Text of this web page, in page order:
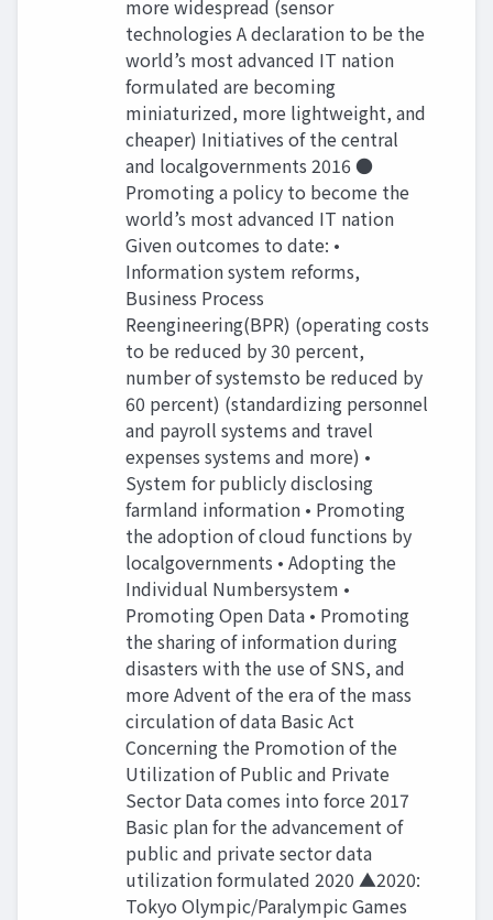
more widespread (sensor
technologies A declaration to be the
world’s most advanced IT nation
formulated are becoming
miniaturized, more lightweight, and
cheaper) Initiatives of the central
and localgovernments 2016 ●
Promoting a policy to become the
world’s most advanced IT nation
Given outcomes to date: •
Information system reforms,
Business Process
Reengineering(BPR) (operating costs
to be reduced by 30 percent,
number of systemsto be reduced by
60 percent) (standardizing personnel
and payroll systems and travel
expenses systems and more) •
System for publicly disclosing
farmland information • Promoting
the adoption of cloud functions by
localgovernments • Adopting the
Individual Numbersystem •
Promoting Open Data • Promoting
the sharing of information during
disasters with the use of SNS, and
more Advent of the era of the mass
circulation of data Basic Act
Concerning the Promotion of the
Utilization of Public and Private
Sector Data comes into force 2017
Basic plan for the advancement of
public and private sector data
utilization formulated 2020 ▲2020:
Tokyo Olympic/Paralympic Games